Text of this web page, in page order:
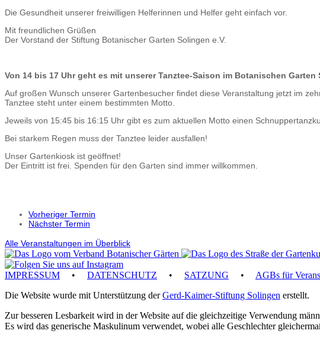
Die Gesundheit unserer freiwilligen Helferinnen und Helfer geht einfach vor.
Mit freundlichen Grüßen
Der Vorstand der Stiftung Botanischer Garten Solingen e.V.
Von 14 bis 17 Uhr geht es mit unserer Tanztee-Saison im Botanischen
Auf großen Wunsch unserer Gartenbesucher findet diese Veranstaltung jetzt im
Tanztee steht unter einem bestimmten Motto.
Jeweils von 15:45 bis 16:15 Uhr gibt es zum aktuellen Motto einen
Bei starkem Regen muss der Tanztee leider ausfallen!
Unser Gartenkiosk ist geöffnet!
Der Eintritt ist frei. Spenden für den Garten sind immer willkommen.
Vorheriger Termin
Nächster Termin
Alle Veranstaltungen im Überblick
IMPRESSUM • DATENSCHUTZ • SATZUNG • AGBs für
Die Website wurde mit Unterstützung derGerd-Kaimer-Stiftung Solingen erstellt.
Zur besseren Lesbarkeit wird in der Website auf die gleichzeitige Verwendung
Es wird das generische Maskulinum verwendet, wobei alle Geschlechter